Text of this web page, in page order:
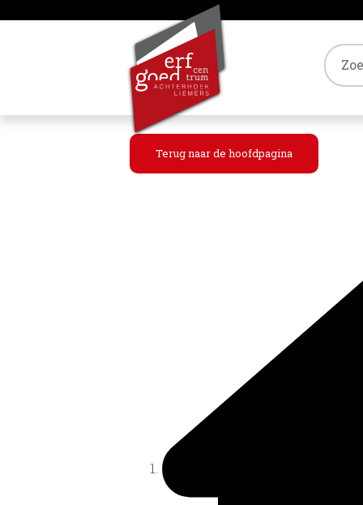
Terug naar de hoofdpagina